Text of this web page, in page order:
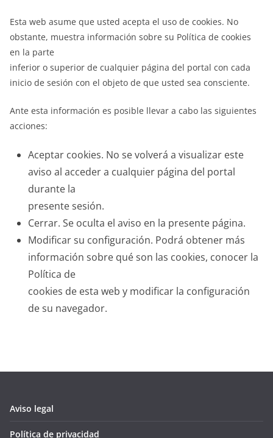
Esta web asume que usted acepta el uso de cookies. No
obstante, muestra información sobre su Política de cookies
en la parte
inferior o superior de cualquier página del portal con cada
inicio de sesión con el objeto de que usted sea consciente.
Ante esta información es posible llevar a cabo las siguientes
acciones:
Aceptar cookies. No se volverá a visualizar este
aviso al acceder a cualquier página del portal
durante la
presente sesión.
Cerrar. Se oculta el aviso en la presente página.
Modificar su configuración. Podrá obtener más
información sobre qué son las cookies, conocer la
Política de
cookies de esta web y modificar la configuración
de su navegador.
Aviso legal
Política de privacidad